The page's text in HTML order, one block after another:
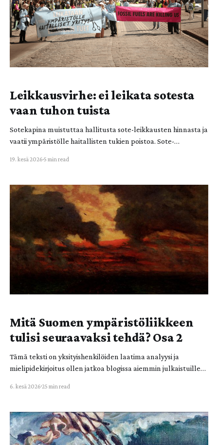
Leikkausvirhe: ei leikata sotesta
vaan tuhon tuista
Sotekapina muistuttaa hallitusta sote-leikkausten hinnasta ja
vaatii ympäristölle haitallisten tukien poistoa. Sote-
vuoden aktion jälkipyykki on myös demokratian ja
kansalaisvaikuttamisen kannalta keskeinen. Sotekapina on
Elokapinassa toimivien aktivistien ryhmä, johon kuuluu
laajasti eri sote-alojen osaajia.
19. kesä 2026 5 min read
Mitä Suomen ympäristöliikkeen
tulisi seuraavaksi tehdä? Osa 2
Tämä teksti on yksityishenkilöiden laatima analyysi ja
mielipidekirjoitus ollen jatkoa blogissa aiemmin julkaistuille
yhteiskunnallisen muodonmuutoksen tuottamisesta siis
tarvitsemme? Aiemmin mainitut Rodrigues ja Eden esittävät,
että toimiakseen toisiaan täydentäen ja vastatakseen
6. kesä 2026 25 min read